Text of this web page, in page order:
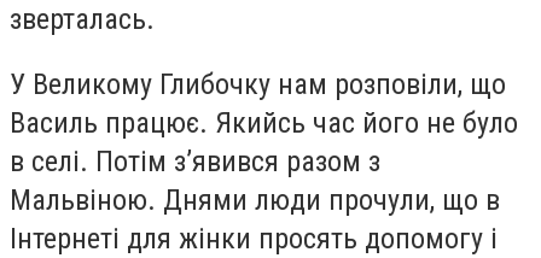
зверталась.
У Великому Глибочку нам розповіли, що
Василь працює. Якийсь час його не було
в селі. Потім з’явився разом з
Мальвіною. Днями люди прочули, що в
Інтернеті для жінки просять допомогу і